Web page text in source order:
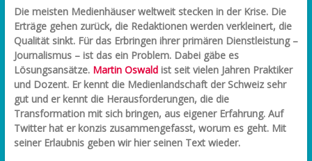
Die meisten Medienhäuser weltweit stecken in der Krise. Die
Erträge gehen zurück, die Redaktionen werden verkleinert, die
Qualität sinkt. Für das Erbringen ihrer primären Dienstleistung –
Journalismus – ist das ein Problem. Dabei gäbe es
Lösungsansätze. Martin Oswaldist seit vielen Jahren Praktiker
und Dozent. Er kennt die Medienlandschaft der Schweiz sehr
gut und er kennt die Herausforderungen, die die
Transformation mit sich bringen, aus eigener Erfahrung. Auf
Twitter hat er konzis zusammengefasst, worum es geht. Mit
seiner Erlaubnis geben wir hier seinen Text wieder.